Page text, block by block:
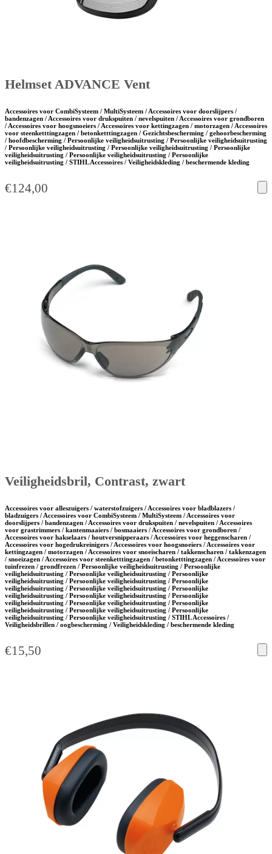
Helmset ADVANCE Vent
Accessoires voor CombiSysteem / MultiSysteem / Accessoires voor doorslijpers /
bandenzagen / Accessoires voor drukspuiten / nevelspuiten / Accessoires voor grondboren
/ Accessoires voor hoogsnoeiers / Accessoires voor kettingzagen / motorzagen / Accessoires
voor steenketttingzagen / betonketttingzagen / Gezichtsbescherming / gehoorbescherming
/ hoofdbescherming / Persoonlijke veiligheidsuitrusting / Persoonlijke veiligheidsuitrusting
/ Persoonlijke veiligheidsuitrusting / Persoonlijke veiligheidsuitrusting / Persoonlijke
veiligheidsuitrusting / Persoonlijke veiligheidsuitrusting / Persoonlijke
veiligheidsuitrusting / STIHL Accessoires / Veiligheidskleding / beschermende kleding
€124,00
Veiligheidsbril, Contrast, zwart
Accessoires voor alleszuigers / waterstofzuigers / Accessoires voor bladblazers /
bladzuigers / Accessoires voor CombiSysteem / MultiSysteem / Accessoires voor
doorslijpers / bandenzagen / Accessoires voor drukspuiten / nevelspuiten / Accessoires
voor grastrimmers / kantenmaaiers / bosmaaiers / Accessoires voor grondboren /
Accessoires voor hakselaars / houtversnipperaars / Accessoires voor heggenscharen /
Accessoires voor hogedrukreinigers / Accessoires voor hoogsnoeiers / Accessoires voor
kettingzagen / motorzagen / Accessoires voor snoeischaren / takkenscharen / takkenzagen
/ snoeizagen / Accessoires voor steenketttingzagen / betonketttingzagen / Accessoires voor
tuinfrezen / grondfrezen / Persoonlijke veiligheidsuitrusting / Persoonlijke
veiligheidsuitrusting / Persoonlijke veiligheidsuitrusting / Persoonlijke
veiligheidsuitrusting / Persoonlijke veiligheidsuitrusting / Persoonlijke
veiligheidsuitrusting / Persoonlijke veiligheidsuitrusting / Persoonlijke
veiligheidsuitrusting / Persoonlijke veiligheidsuitrusting / Persoonlijke
veiligheidsuitrusting / Persoonlijke veiligheidsuitrusting / Persoonlijke
veiligheidsuitrusting / Persoonlijke veiligheidsuitrusting / Persoonlijke
veiligheidsuitrusting / Persoonlijke veiligheidsuitrusting / STIHL Accessoires /
Veiligheidsbrillen / oogbescherming / Veiligheidskleding / beschermende kleding
€15,50